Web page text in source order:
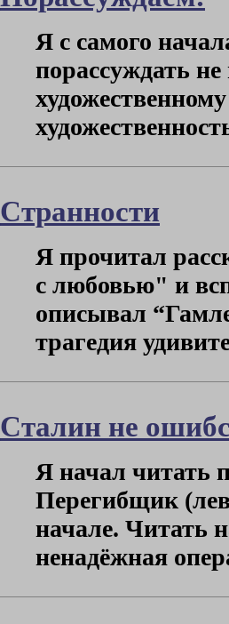
Я с самого
порассуждать
Странности
Я прочитал
с любовью" и
описывал
трагедия
Сталин не
Я начал читать
Перегибщик
начале. Читать
ненадёжная